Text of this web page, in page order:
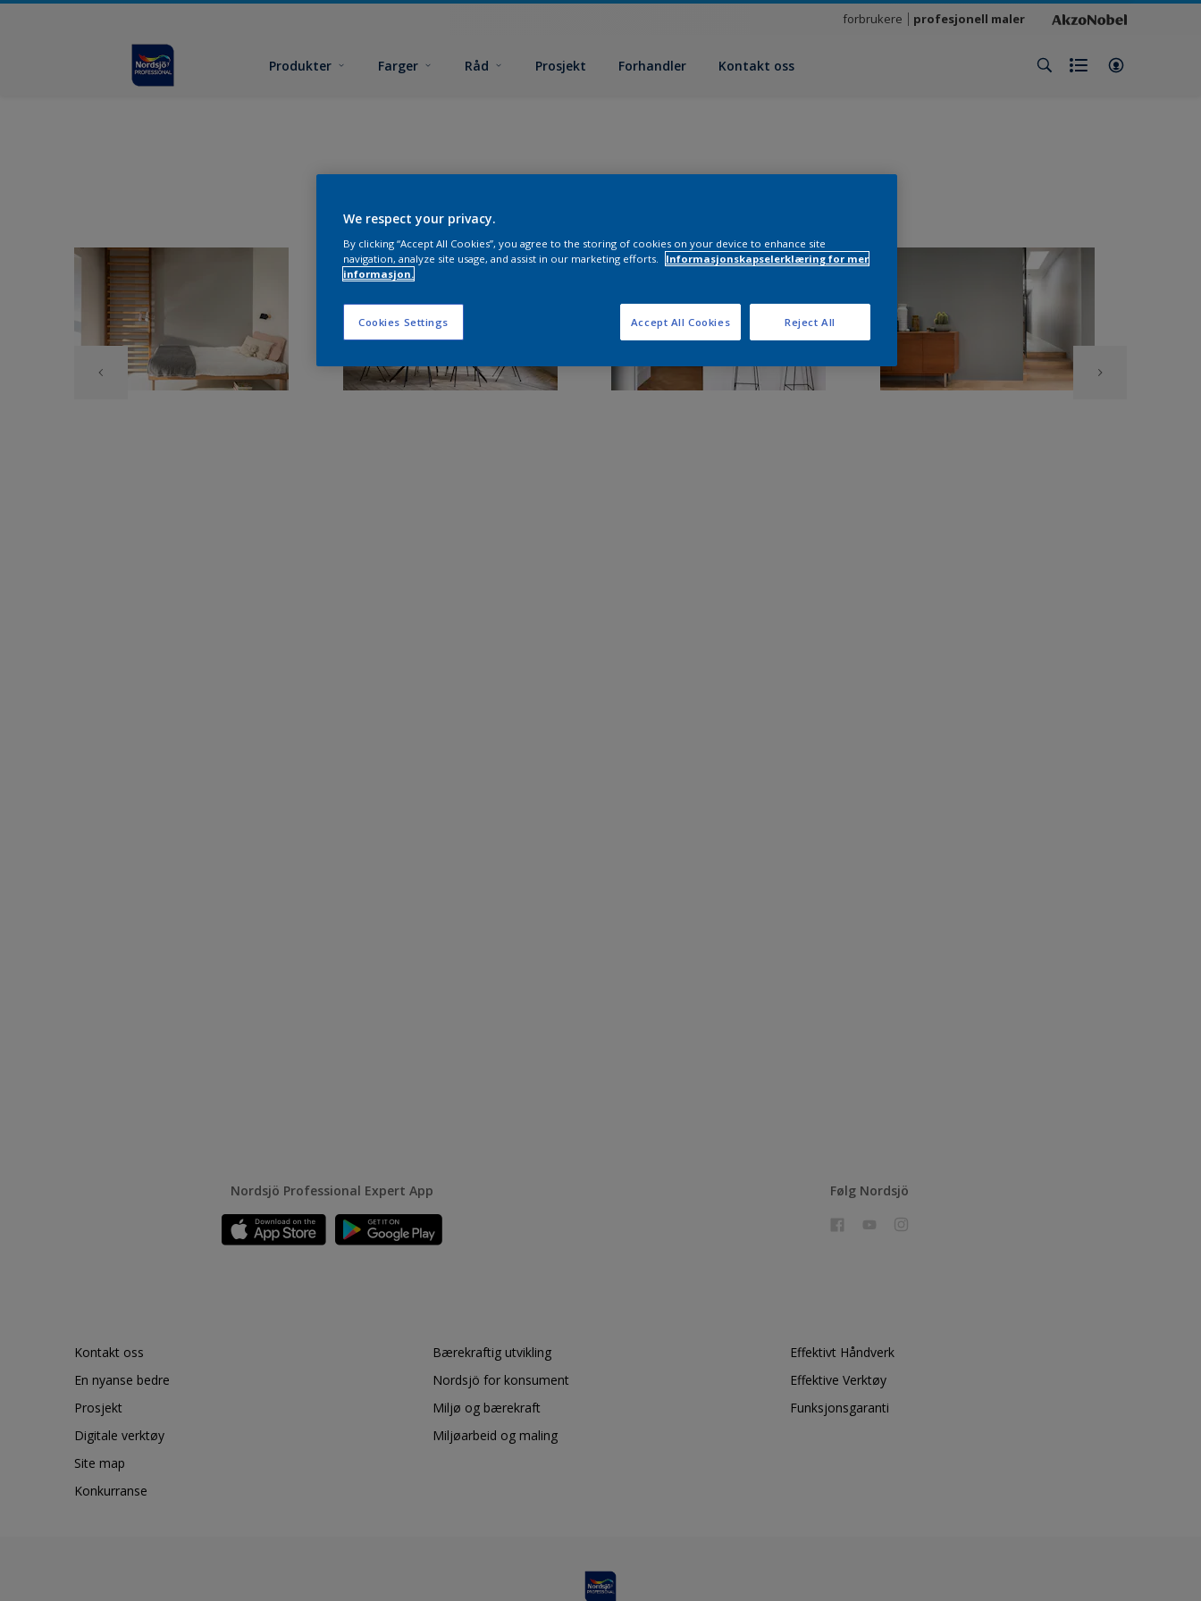
forbrukere profesjonell maler
Produkter Farger Råd Prosjekt Forhandler Kontakt oss
Nordsjö Professional Expert App Følg Nordsjö
Kontakt oss
En nyanse bedre
Prosjekt
Digitale verktøy
Site map
Konkurranse
Bærekraftig utvikling
Nordsjö for konsument
Miljø og bærekraft
Miljøarbeid og maling
Effektivt Håndverk
Effektive Verktøy
Funksjonsgaranti
We respect your privacy.
By clicking “Accept All Cookies”, you agree to the storing of cookies on your device to enhance site
navigation, analyze site usage, and assist in our marketing efforts.
Informasjonskapselerklæring for mer
informasjon.
Cookies Settings Reject All
Accept All Cookies